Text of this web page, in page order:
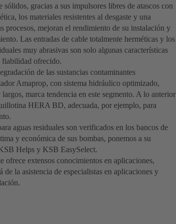
gracias a sus impulsores libres de atascos con
los materiales resistentes al desgaste y una
procesos, mejoran el rendimiento de su instalación y
Las entradas de cable totalmente herméticas y los
muy abrasivas son solo algunas características
fiabilidad ofrecido.
de las sustancias contaminantes
Amaprop, con sistema hidráulico optimizado,
marca tendencia en este segmento. A lo anterior
HERA BD, adecuada, por ejemplo, para
aguas residuales son verificados en los bancos de
y económica de sus bombas, ponemos a su
Helps y KSB EasySelect.
ofrece extensos conocimientos en aplicaciones,
la asistencia de especialistas en aplicaciones y